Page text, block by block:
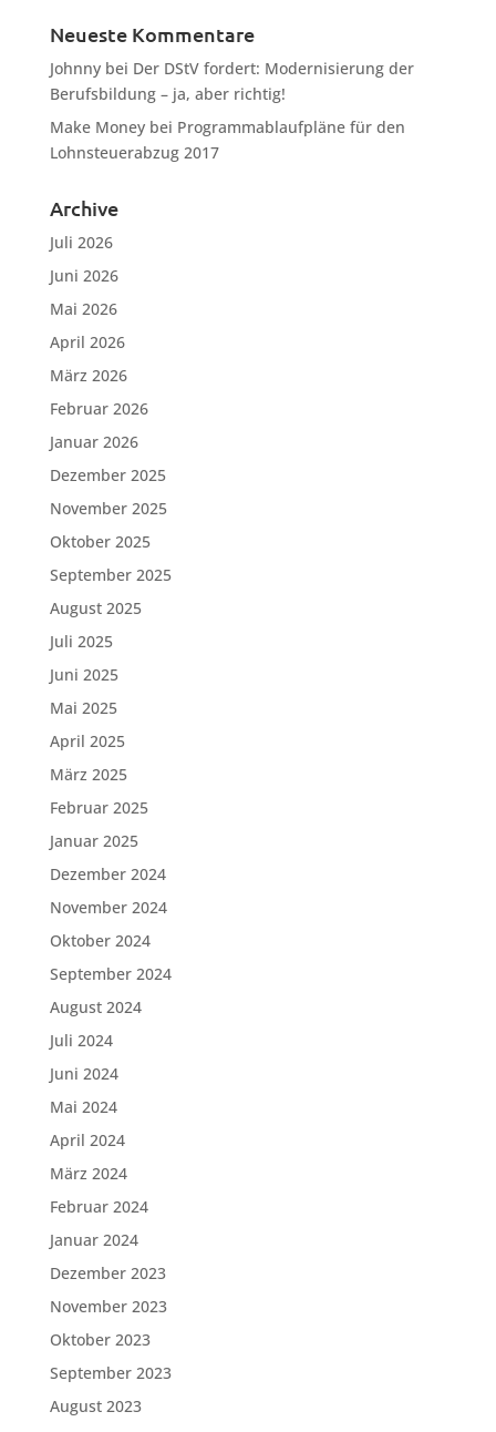
Neueste Kommentare
Johnnybei Der DStV fordert: Modernisierung der
Berufsbildung – ja, aber richtig!
Make Moneybei Programmablaufpläne für den
Lohnsteuerabzug 2017
Archive
Juli 2026
Juni 2026
Mai 2026
April 2026
März 2026
Februar 2026
Januar 2026
Dezember 2025
November 2025
Oktober 2025
September 2025
August 2025
Juli 2025
Juni 2025
Mai 2025
April 2025
März 2025
Februar 2025
Januar 2025
Dezember 2024
November 2024
Oktober 2024
September 2024
August 2024
Juli 2024
Juni 2024
Mai 2024
April 2024
März 2024
Februar 2024
Januar 2024
Dezember 2023
November 2023
Oktober 2023
September 2023
August 2023